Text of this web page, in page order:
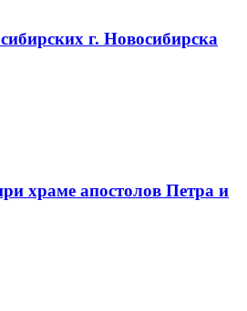
г. Новосибирска
храме апостолов Петра и